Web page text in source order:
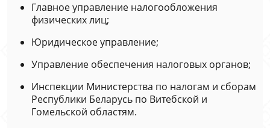
Главное управление налогообложения
физических лиц;
Юридическое управление;
Управление обеспечения налоговых органов;
Инспекции Министерства по налогам и сборам
Республики Беларусь по Витебской и
Гомельской областям.